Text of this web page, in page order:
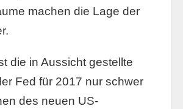
machen die Lage der
die in Aussicht gestellte
Fed für 2017 nur schwer
des neuen US-